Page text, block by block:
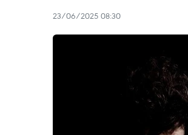
23/06/2025 08:30